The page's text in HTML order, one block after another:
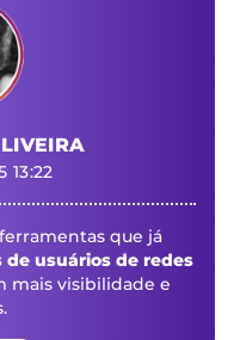
13:22
que já
usuários de redes
visibilidade e